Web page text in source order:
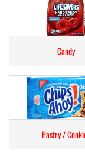
Candy
Pastry /